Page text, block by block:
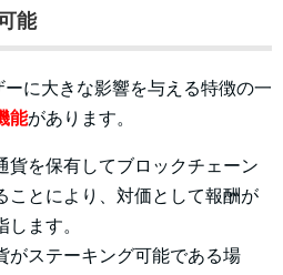
能
ーに大きな影響を与える特徴の一
能があります。
貨を保有してブロックチェーン
ことにより、対価として報酬が
ます。
がステーキング可能である場